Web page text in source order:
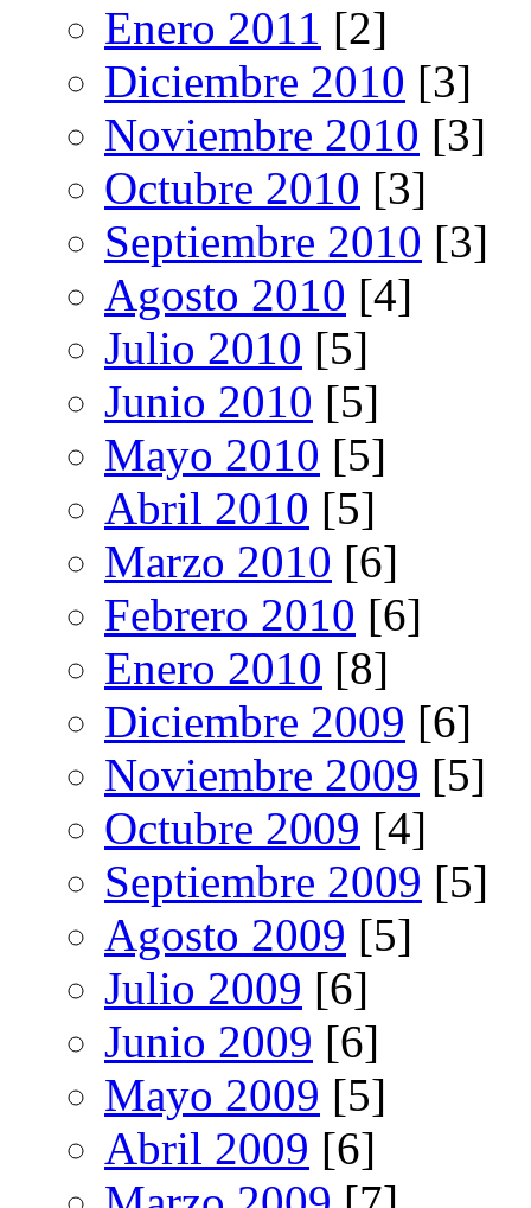
Enero 2011 [2]
Diciembre 2010 [3]
Noviembre 2010 [3]
Octubre 2010 [3]
Septiembre 2010 [3]
Agosto 2010 [4]
Julio 2010 [5]
Junio 2010 [5]
Mayo 2010 [5]
Abril 2010 [5]
Marzo 2010 [6]
Febrero 2010 [6]
Enero 2010 [8]
Diciembre 2009 [6]
Noviembre 2009 [5]
Octubre 2009 [4]
Septiembre 2009 [5]
Agosto 2009 [5]
Julio 2009 [6]
Junio 2009 [6]
Mayo 2009 [5]
Abril 2009 [6]